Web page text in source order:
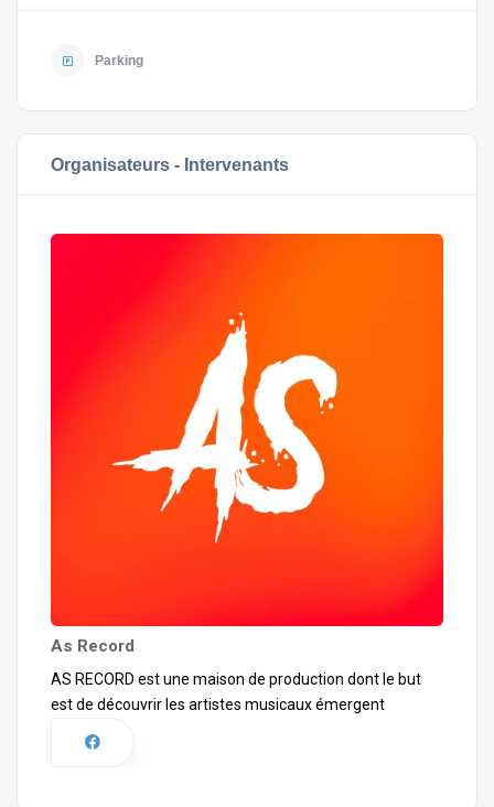
Parking
Organisateurs - Intervenants
As Record
AS RECORD est une maison de production dont le but
est de découvrir les artistes musicaux émergent